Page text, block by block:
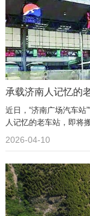
承载济南人记忆的
近日，“济南广场汽车
人记忆的老车站，即将
2026-04-10